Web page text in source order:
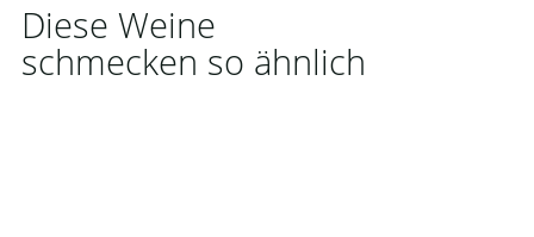
Diese Weine
schmecken so ähnlich